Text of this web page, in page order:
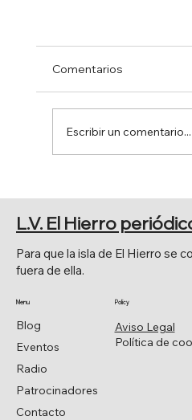
Comentarios
Escribir un comentario...
Aviso Legal
Política de
Policy
Blog
Eventos
Radio
Patrocinadores
Contacto
Menu
Para que la isla de El Hierro se
fuera de ella.
L.V. El Hierro